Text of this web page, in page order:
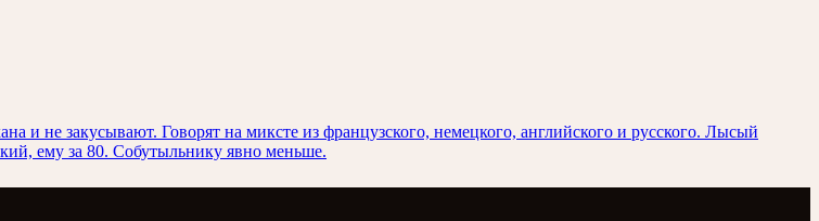
и не закусывают. Говорят на миксте из французского, немецкого, английского и русского. Лысый
ему за 80. Собутыльнику явно меньше.